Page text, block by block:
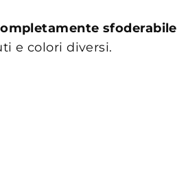
sfoderabile
e colori diversi.